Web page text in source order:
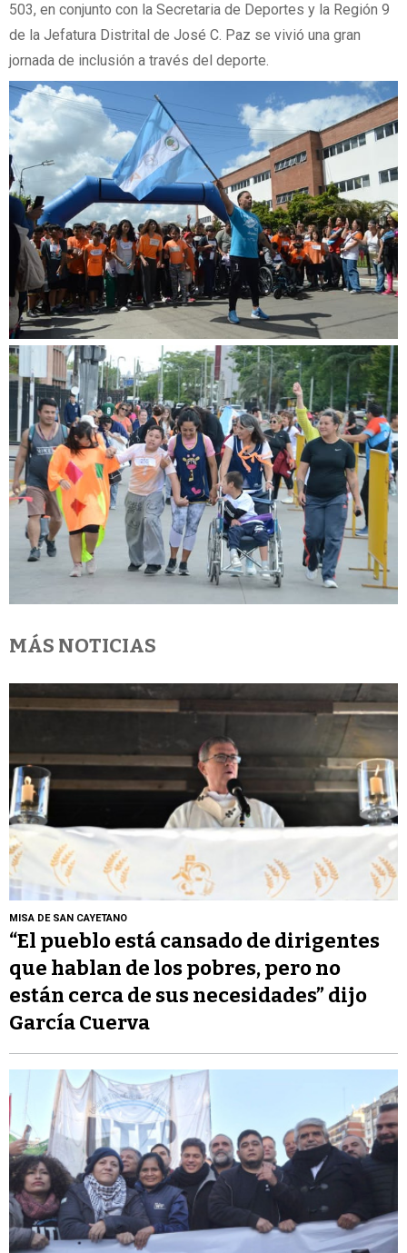
503, en conjunto con la Secretaria de Deportes y la Región 9
de la Jefatura Distrital de José C. Paz se vivió una gran
jornada de inclusión a través del deporte.
MÁS NOTICIAS
MISA DE SAN CAYETANO
“El pueblo está cansado de dirigentes
que hablan de los pobres, pero no
están cerca de sus necesidades” dijo
García Cuerva